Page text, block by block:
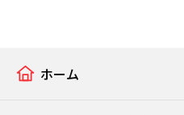
ホーム